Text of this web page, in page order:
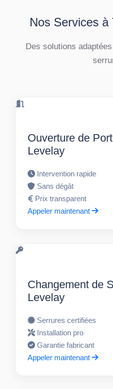
Nos Services à
Des solutions
Ouverture de
Levelay
Intervention rapide
Sans dégât
Prix transparent
Appeler maintenant
Changement de
Levelay
Serrures certifiées
Installation pro
Garantie fabricant
Appeler maintenant